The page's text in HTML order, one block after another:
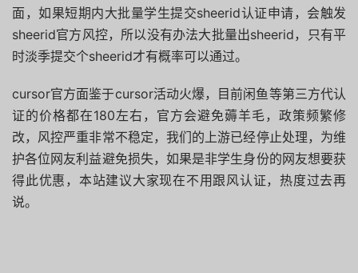
面，如果短期内大批量学生提交sheerid认证申请，会触发
sheerid官方风控，所以没有办法大批量出sheerid，只有平
时淡季提交个sheerid才有概率可以通过。
cursor官方面鉴于cursor活动火爆，目前闲鱼等第三方代认
证的价格都在180左右，官方会避免薅羊毛，政策频繁修
改，风控严重非常不稳定，我们的上游已经停止处理，为维
护各位网友利益避免损失，如果是非学生身份的网友想要获
得此优惠，本站建议大家现在不用跟风认证，热度过去再
说。